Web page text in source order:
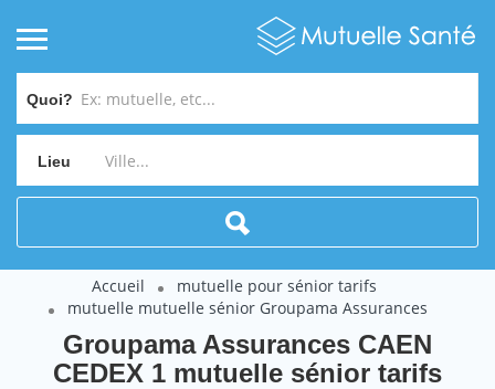
Quoi?
Lieu
Accueil
mutuelle pour sénior tarifs
mutuelle mutuelle sénior Groupama Assurances
Groupama Assurances CAEN
CEDEX 1 mutuelle sénior tarifs